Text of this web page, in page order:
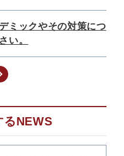
ミックやその対策につ
い。
るNEWS